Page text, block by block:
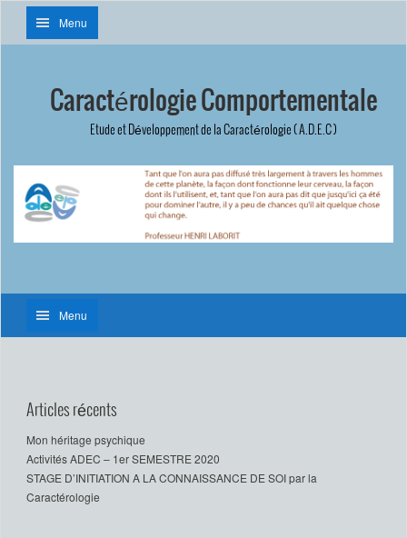
Menu
Caractérologie Comportementale
Etude et Développement de la Caractérologie ( A.D.E.C )
Menu
Articles récents
Mon héritage psychique
Activités ADEC – 1er SEMESTRE 2020
STAGE D’INITIATION A LA CONNAISSANCE DE SOI par la
Caractérologie